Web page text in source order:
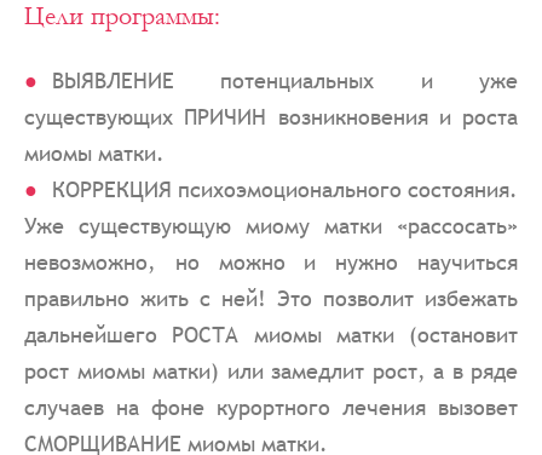
Цели программы:
ВЫЯВЛЕНИЕ потенциальных и уже
существующих ПРИЧИН возникновения и роста
миомы матки.
КОРРЕКЦИЯ психоэмоционального состояния.
Уже существующую миому матки «рассосать»
невозможно, но можно и нужно научиться
правильно жить с ней! Это позволит избежать
дальнейшего РОСТА миомы матки (остановит
рост миомы матки) или замедлит рост, а в ряде
случаев на фоне курортного лечения вызовет
СМОРЩИВАНИЕ миомы матки.